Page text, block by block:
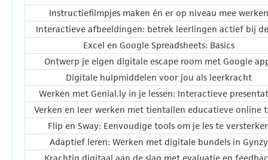
Instructiefilmpjes maken én er op niveau mee werken
Interactieve afbeeldingen: betrek leerlingen actief bij
Excel en Google Spreadsheets: Basics
Ontwerp je eigen digitale escape room met Google
Digitale hulpmiddelen voor jou als leerkracht
Werken met Genial.ly in je lessen: Interactieve
Verken en leer werken met tientallen educatieve online
Flip en Sway: Eenvoudige tools om je les te
Adaptief leren: Werken met digitale bundels in Gynzy